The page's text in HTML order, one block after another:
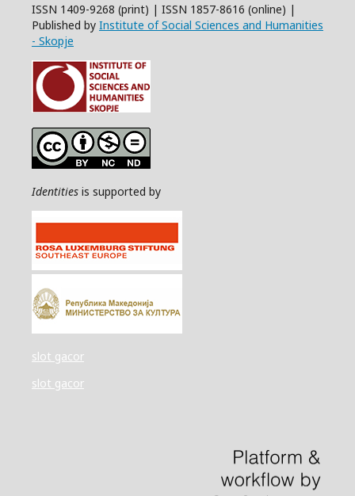
ISSN 1409-9268 (print) | ISSN 1857-8616 (online) |
Published by Institute of Social Sciences and Humanities
- Skopje
Identities is supported by
slot gacor
slot gacor